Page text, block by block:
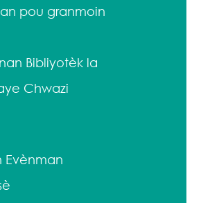
pou granmoin
Bibliyotèk la
Chwazi
Evènman